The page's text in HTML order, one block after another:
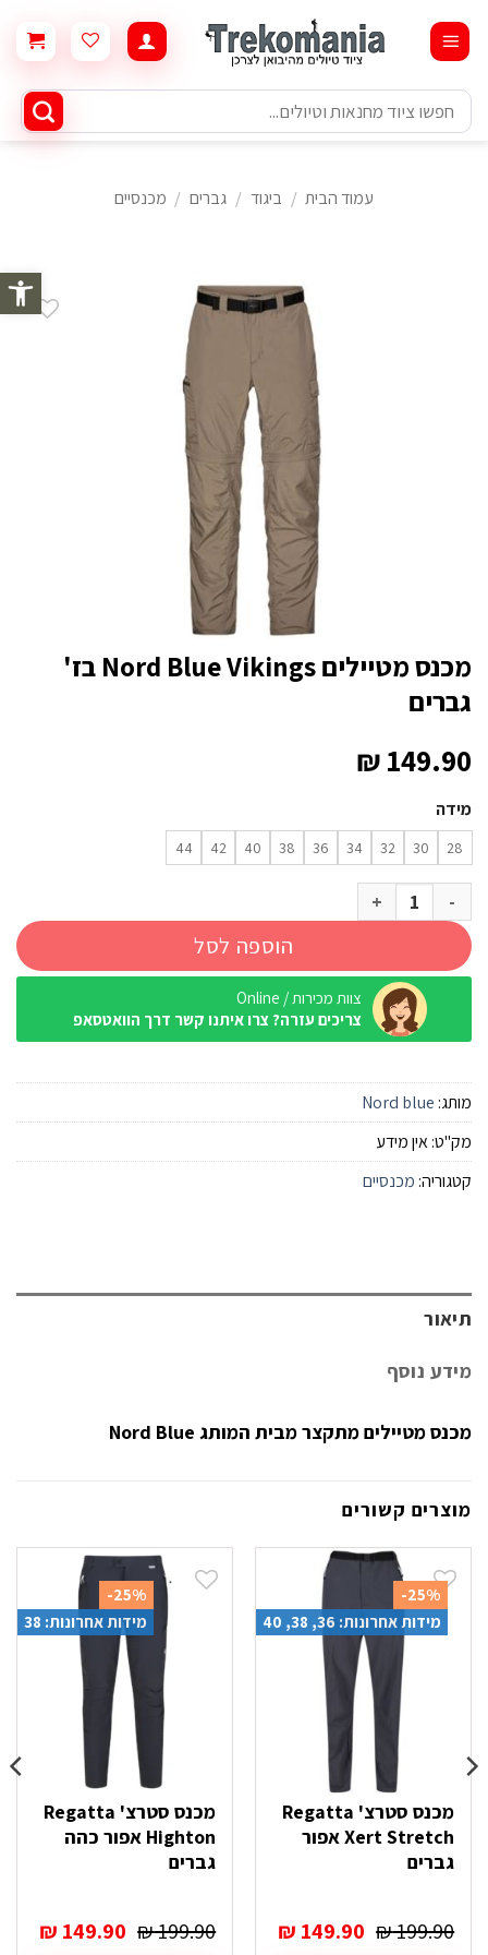
פתח
content
חיפוש
עבור:
עמוד הבית / ביגוד / גברים / מכנסיים
מכנס מטיילים Nord Blue Vikings בז'
גברים
₪149.90
מידה
28
30
32
34
36
38
40
42
44
כמות של מכנס מטיילים Nord Blue Vikings בז' גברים
הוספה לסל
צוות מכירות / Online
צריכים עזרה? צרו איתנו קשר דרך הוואטסאפ
מותג: Nord blue
מק"ט:אין מידע
קטגוריה: מכנסיים
תיאור
מידע נוסף
מכנס מטיילים מתקצר מבית המותג Nord Blue
מוצרים קשורים
-25%
מידות אחרונות: 36, 38, 40
מכנס סטרצ' Regatta
Xert Stretch אפור
גברים
₪199.90
המחיר ₪ 149.90
המחיר
-25%
מידות אחרונות: 38
מכנס סטרצ' Regatta
Highton אפור כהה
גברים
₪199.90
המחיר ₪ 149.90